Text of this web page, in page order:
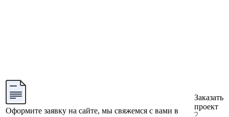
Оформите заявку на сайте, мы свяжемся с вами в
Заказать
проект